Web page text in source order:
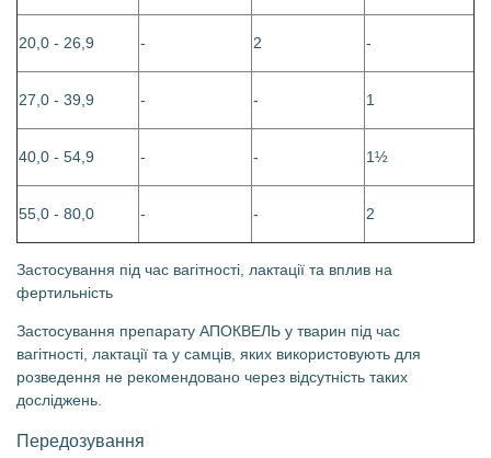
20,0 - 26,9 - 2 -
27,0 - 39,9 - - 1
40,0 - 54,9 - - 1½
55,0 - 80,0 - - 2
Застосування під час вагітності, лактації та вплив на
фертильність
Застосування препарату АПОКВЕЛЬ у тварин під час
вагітності, лактації та у самців, яких використовують для
розведення не рекомендовано через відсутність таких
досліджень.
Передозування